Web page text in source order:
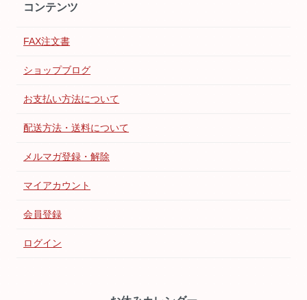
コンテンツ
FAX注文書
ショップブログ
お支払い方法について
配送方法・送料について
メルマガ登録・解除
マイアカウント
会員登録
ログイン